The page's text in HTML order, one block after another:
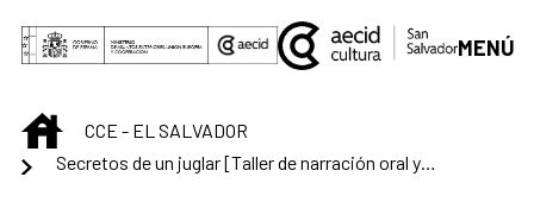
Saltar al contenido principal
MENÚ
INICIOCCE - EL SALVADOR
Secretos de un juglar [Taller de narración oral y espectáculo]